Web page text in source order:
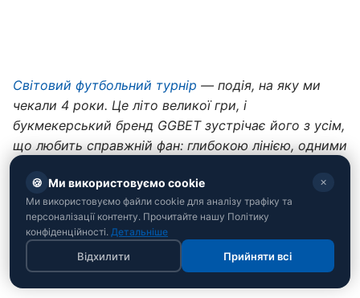
Світовий футбольний турнір — подія, на яку ми
чекали 4 роки. Це літо великої гри, і
букмекерський бренд GGBET зустрічає його з усім,
що любить справжній фан: глибокою лінією, одними
Вмикай матчі, лови емоції, вболівай із
Збірна Мексики: мій дім – моя фортеця
Участь на ЧС:17 разів
🍪 Ми використовуємо cookie ✕
Ми використовуємо файли cookie для аналізу трафіку та
персоналізації контенту. Прочитайте нашу Політику
конфіденційності. Детальніше
Відхилити Прийняти всі